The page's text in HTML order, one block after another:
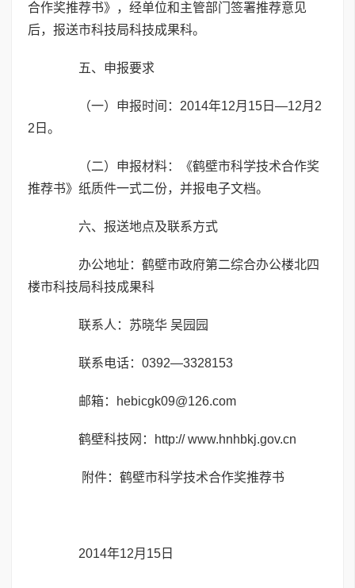
合作奖推荐书》，经单位和主管部门签署推荐意见
后，报送市科技局科技成果科。
五、申报要求
（一）申报时间：2014年12月15日—12月2
2日。
（二）申报材料：《鹤壁市科学技术合作奖
推荐书》纸质件一式二份，并报电子文档。
六、报送地点及联系方式
办公地址：鹤壁市政府第二综合办公楼北四
楼市科技局科技成果科
联系人：苏晓华 吴园园
联系电话：0392—3328153
邮箱：hebicgk09@126.com
鹤壁科技网：http:// www.hnhbkj.gov.cn
附件：鹤壁市科学技术合作奖推荐书
2014年12月15日